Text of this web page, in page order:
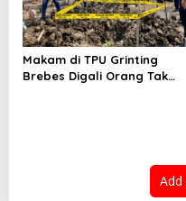
Makam di TPU Grinting
Brebes Digali Orang Tak